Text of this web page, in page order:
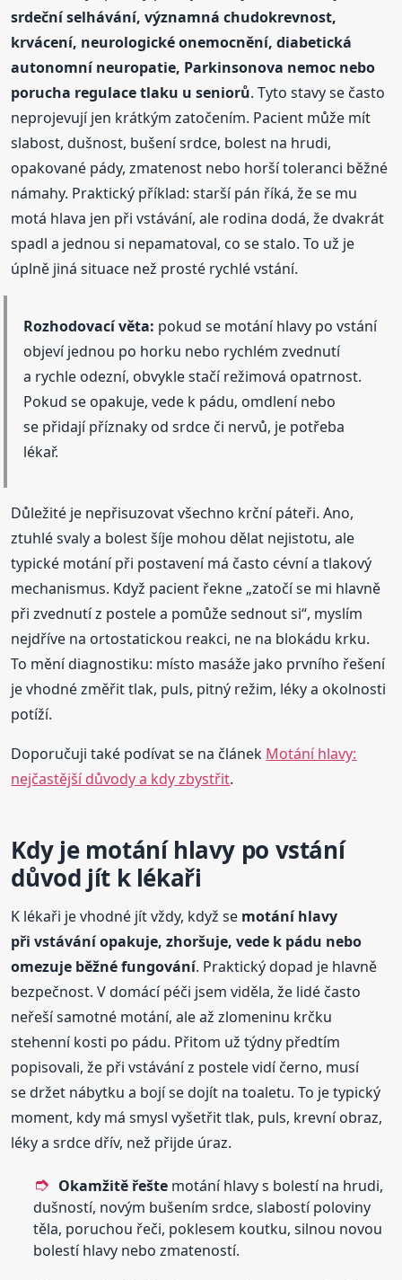
srdeční selhávání, významná chudokrevnost,
krvácení, neurologické onemocnění, diabetická
autonomní neuropatie, Parkinsonova nemoc nebo
porucha regulace tlaku u seniorů. Tyto stavy se často
neprojevují jen krátkým zatočením. Pacient může mít
slabost, dušnost, bušení srdce, bolest na hrudi,
opakované pády, zmatenost nebo horší toleranci běžné
námahy. Praktický příklad: starší pán říká, že se mu
motá hlava jen při vstávání, ale rodina dodá, že dvakrát
spadl a jednou si nepamatoval, co se stalo. To už je
úplně jiná situace než prosté rychlé vstání.
Rozhodovací věta: pokud se motání hlavy po vstání
objeví jednou po horku nebo rychlém zvednutí
a rychle odezní, obvykle stačí režimová opatrnost.
Pokud se opakuje, vede k pádu, omdlení nebo
se přidají příznaky od srdce či nervů, je potřeba
lékař.
Důležité je nepřisuzovat všechno krční páteři. Ano,
ztuhlé svaly a bolest šíje mohou dělat nejistotu, ale
typické motání při postavení má často cévní a tlakový
mechanismus. Když pacient řekne „zatočí se mi hlavně
při zvednutí z postele a pomůže sednout si“, myslím
nejdříve na ortostatickou reakci, ne na blokádu krku.
To mění diagnostiku: místo masáže jako prvního řešení
je vhodné změřit tlak, puls, pitný režim, léky a okolnosti
potíží.
Doporučuji také podívat se na článek Motání hlavy:
nejčastější důvody a kdy zbystřit.
Kdy je motání hlavy po vstání
důvod jít k lékaři
K lékaři je vhodné jít vždy, když se motání hlavy
při vstávání opakuje, zhoršuje, vede k pádu nebo
omezuje běžné fungování. Praktický dopad je hlavně
bezpečnost. V domácí péči jsem viděla, že lidé často
neřeší samotné motání, ale až zlomeninu krčku
stehenní kosti po pádu. Přitom už týdny předtím
popisovali, že při vstávání z postele vidí černo, musí
se držet nábytku a bojí se dojít na toaletu. To je typický
moment, kdy má smysl vyšetřit tlak, puls, krevní obraz,
léky a srdce dřív, než přijde úraz.
Okamžitě řešte motání hlavy s bolestí na hrudi,
dušností, novým bušením srdce, slabostí poloviny
těla, poruchou řeči, poklesem koutku, silnou novou
bolestí hlavy nebo zmateností.